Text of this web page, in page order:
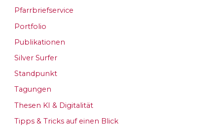
Pfarrbriefservice
Portfolio
Publikationen
Silver Surfer
Standpunkt
Tagungen
Thesen KI & Digitalität
Tipps & Tricks auf einen Blick